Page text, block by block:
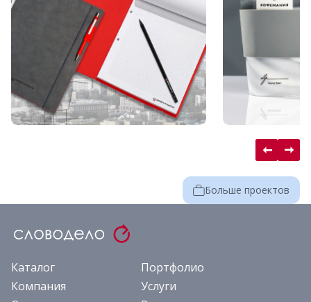
Больше проектов
Каталог
Портфолио
Компания
Услуги